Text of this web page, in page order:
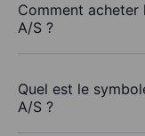
Comment
A/S ?
Quel est le
A/S ?